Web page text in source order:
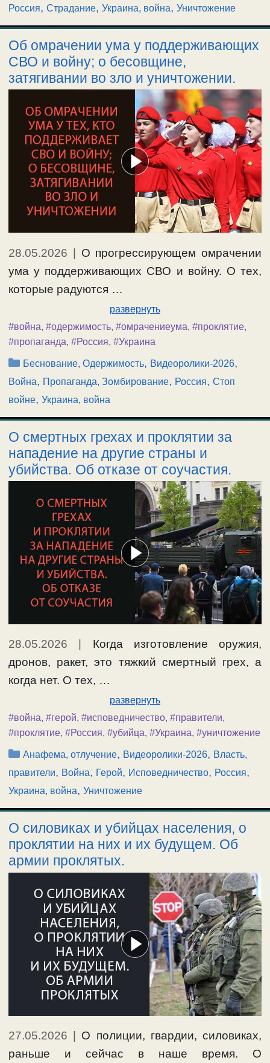
Россия, Страдание, Украина, война, Уничтожение
Об омрачении ума у поддерживающих
СВО и войну; о бесовщине,
затягивании во зло и уничтожении.
28.05.2026 | О прогрессирующем омрачении
ума у поддерживающих СВО и войну. О тех,
которые радуются …
развернуть
#война, #одержимость, #омрачениеума, #проклятие,
#пропаганда, #Россия, #Украина
Рубрики
Беснование, Одержимость, Видеоролики-2026,
Война, Пропаганда, Зомбирование, Россия, Стоп
войне, Украина, война
О смертных грехах и проклятии за
нападение на другие страны и
убийства. Об отказе от соучастия.
28.05.2026
Когда изготовление оружия,
дронов, ракет, это тяжкий смертный грех, а
когда нет. О тех, …
развернуть
#война, #герой, #исповедничество, #правители,
#проклятие, #Россия, #убийца, #Украина, #уничтожение
Рубрики
Анафема, отлучение, Видеоролики-2026, Власть,
правители, Война, Герой, Исповедничество, Россия,
Украина, война, Уничтожение
О силовиках и убийцах населения, о
проклятии на них и их будущем. Об
армии проклятых.
27.05.2026
О полиции, гвардии, силовиках,
раньше и сейчас в наше время. О